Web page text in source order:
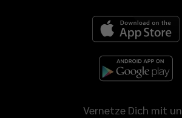
Vernetze Dich mit